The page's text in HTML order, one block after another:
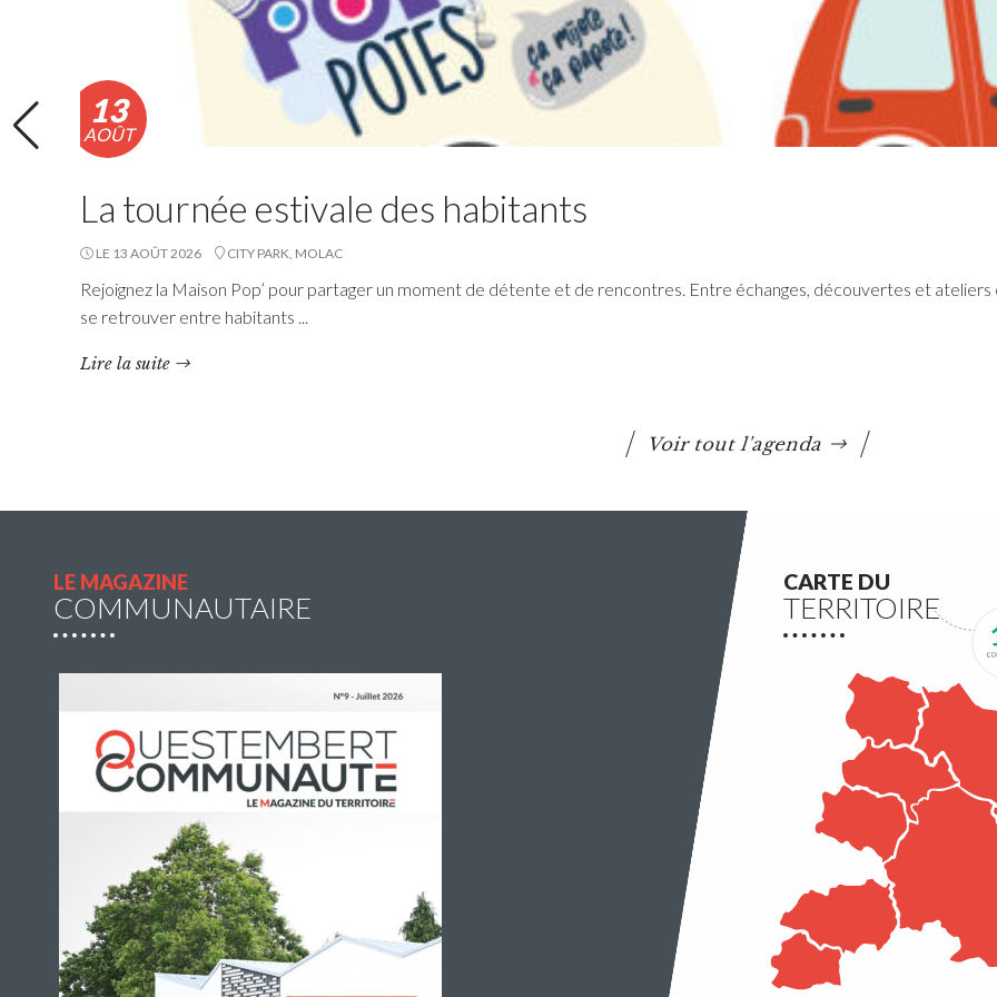
escapade à Damgan ou à
profiter de sorties et loisirs pendant la […]
Questembert Communauté lance un 3e appel à
associations du territoire.
13
AOÛT
La tournée estivale des habitants
LE 13 AOÛT 2026 CITY PARK, MOLAC
Rejoignez la Maison Pop’ pour partager un moment de détente et de rencontres. Entre échanges, découvertes et
se retrouver entre habitants ...
Lire la suite
Voir tout l'agenda
LE MAGAZINE
COMMUNAUTAIRE
CARTE DU
TERRITOIRE